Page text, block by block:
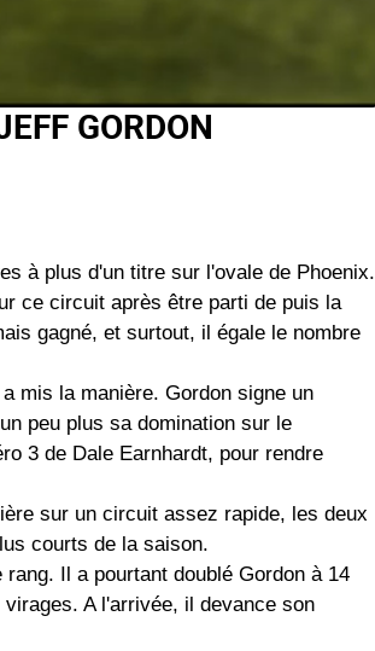
GORDON
à plus d'un titre sur l'ovale de Phoenix.
ce circuit après être parti de puis la
gagné, et surtout, il égale le nombre
mis la manière. Gordon signe un
peu plus sa domination sur le
3 de Dale Earnhardt, pour rendre
sur un circuit assez rapide, les deux
courts de la saison.
Il a pourtant doublé Gordon à 14
A l'arrivée, il devance son